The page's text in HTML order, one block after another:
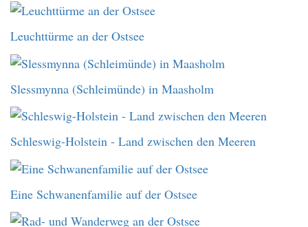
Leuchttürme an der Ostsee
Slessmynna (Schleimünde) in Maasholm
Schleswig-Holstein - Land zwischen den Meeren
Eine Schwanenfamilie auf der Ostsee